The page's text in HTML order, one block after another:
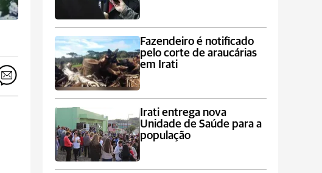
Fazendeiro é notificado
pelo corte de araucárias
em Irati
Irati entrega nova
Unidade de Saúde para a
população